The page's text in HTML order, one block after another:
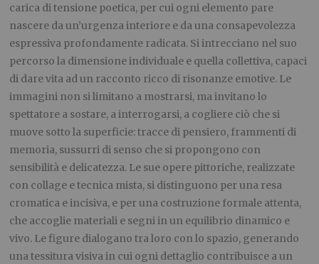
carica di tensione poetica, per cui ogni elemento pare
nascere da un’urgenza interiore e da una consapevolezza
espressiva profondamente radicata. Si intrecciano nel suo
percorso la dimensione individuale e quella collettiva, capaci
di dare vita ad un racconto ricco di risonanze emotive. Le
immagini non si limitano a mostrarsi, ma invitano lo
spettatore a sostare, a interrogarsi, a cogliere ciò che si
muove sotto la superficie: tracce di pensiero, frammenti di
memoria, sussurri di senso che si propongono con
sensibilità e delicatezza. Le sue opere pittoriche, realizzate
con collage e tecnica mista, si distinguono per una resa
cromatica e incisiva, e per una costruzione formale attenta,
che accoglie materiali e segni in un equilibrio dinamico e
vivo. Le figure dialogano tra loro con lo spazio, generando
una tessitura visiva in cui ogni dettaglio contribuisce a un